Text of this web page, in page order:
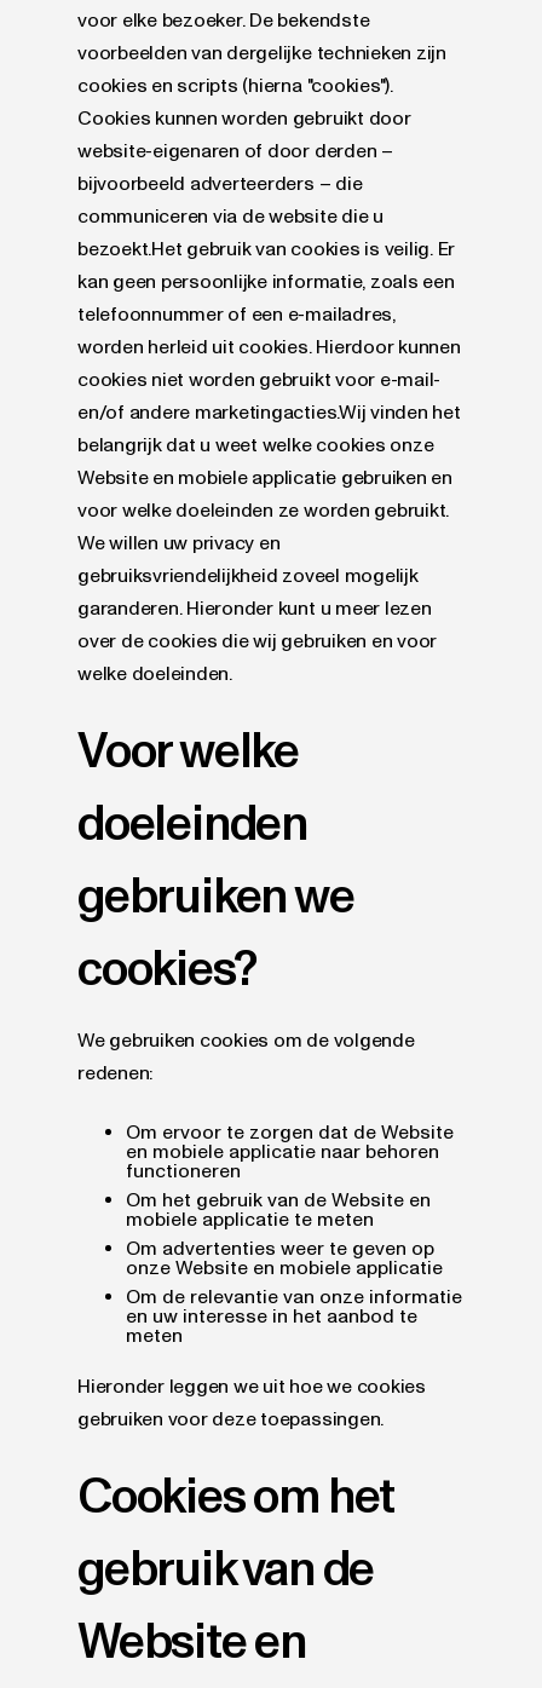
voor elke bezoeker. De bekendste
voorbeelden van dergelijke technieken zijn
cookies en scripts (hierna "cookies").
Cookies kunnen worden gebruikt door
website-eigenaren of door derden –
bijvoorbeeld adverteerders – die
communiceren via de website die u
bezoekt.Het gebruik van cookies is veilig. Er
kan geen persoonlijke informatie, zoals een
telefoonnummer of een e-mailadres,
worden herleid uit cookies. Hierdoor kunnen
cookies niet worden gebruikt voor e-mail-
en/of andere marketingacties.Wij vinden het
belangrijk dat u weet welke cookies onze
Website en mobiele applicatie gebruiken en
voor welke doeleinden ze worden gebruikt.
We willen uw privacy en
gebruiksvriendelijkheid zoveel mogelijk
garanderen. Hieronder kunt u meer lezen
over de cookies die wij gebruiken en voor
welke doeleinden.
Voor welke
doeleinden
gebruiken we
cookies?
We gebruiken cookies om de volgende
redenen:
Om ervoor te zorgen dat de Website
en mobiele applicatie naar behoren
functioneren
Om het gebruik van de Website en
mobiele applicatie te meten
Om advertenties weer te geven op
onze Website en mobiele applicatie
Om de relevantie van onze informatie
en uw interesse in het aanbod te
meten
Hieronder leggen we uit hoe we cookies
gebruiken voor deze toepassingen.
Cookies om het
gebruik van de
Website en